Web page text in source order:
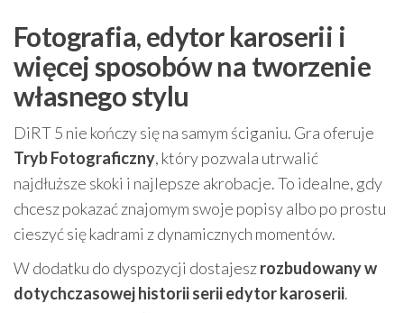
Fotografia, edytor karoserii i
więcej sposobów na tworzenie
własnego stylu
DiRT 5 nie kończy się na samym ściganiu. Gra oferuje
Tryb Fotograficzny, który pozwala utrwalić
najdłuższe skoki i najlepsze akrobacje. To idealne, gdy
chcesz pokazać znajomym swoje popisy albo po prostu
cieszyć się kadrami z dynamicznych momentów.
W dodatku do dyspozycji dostajeszrozbudowany w
dotychczasowej historii serii edytor karoserii.